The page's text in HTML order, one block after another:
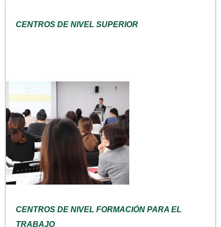
CENTROS DE NIVEL SUPERIOR
CENTROS DE NIVEL FORMACIÓN PARA EL
TRABAJO